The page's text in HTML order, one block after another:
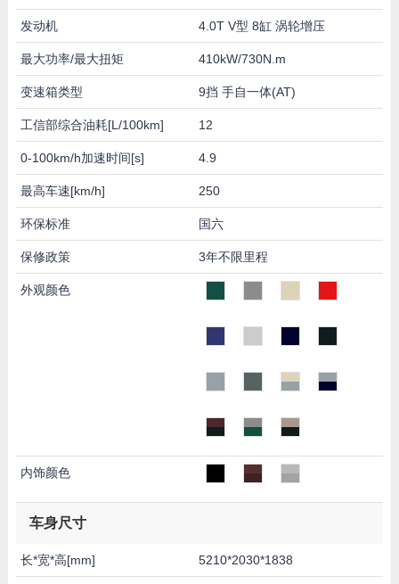
发动机 4.0T V型 8缸 涡轮增压
最大功率/最大扭矩 410kW/730N.m
变速箱类型 9挡 手自一体(AT)
工信部综合油耗[L/100km] 12
0-100km/h加速时间[s] 4.9
最高车速[km/h] 250
环保标准 国六
保修政策 3年不限里程
外观颜色
内饰颜色
车身尺寸
长*宽*高[mm] 5210*2030*1838